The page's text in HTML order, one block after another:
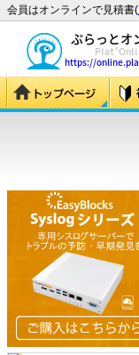
会員はオンラインで見積書(